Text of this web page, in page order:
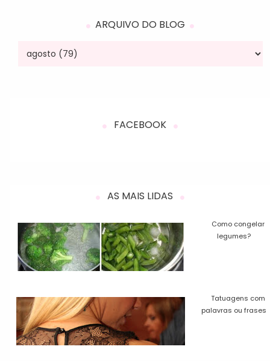
ARQUIVO DO BLOG
FACEBOOK
AS MAIS LIDAS
Como congelar
legumes?
Tatuagens com
palavras ou frases